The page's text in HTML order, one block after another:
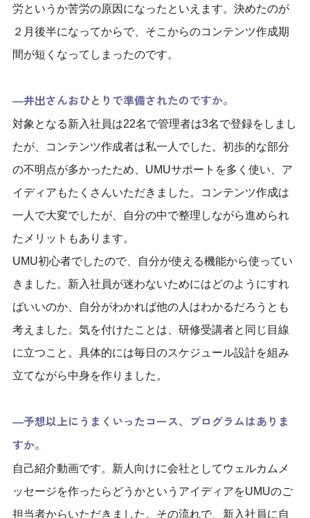
労というか苦労の原因になったといえます。決めたのが
２月後半になってからで、 そこからのコンテンツ作成期
間が短 くなってしまったのです。
―井出さんおひとりで準備されたのですか。
対象となる新入社員は22名で管理者は3名で登録をしまし
たが、コンテンツ作成者は私一人でした。初歩的な部分
の不明点が多かったため、 UMUサポート を多く使い、ア
イディアもたくさんいただきました。コンテンツ作成は
一人で大変でしたが、
自分の中で整理しながら進められ
た メリットもあります。
UMU初心者でしたので、
自分が使える機能から使ってい
きました。 新入社員が迷わないためにはどのようにすれ
ばいいのか、自分がわかれば他の人 はわかるだろう とも
考えました。気を付けたことは、 研修受講者と同じ目線
に立つこと。具体的には毎日のスケジュール設計を組み
立てながら中身を作りました。
―予想以上にうまくいったコース、プログラムはありま
すか。
自己紹介動画です。新人向けに会社としてウェルカムメ
ッセージを作ったらどうかという アイディアをUMUのご
担当者からいただきました。その流れで、 新入社員に 自